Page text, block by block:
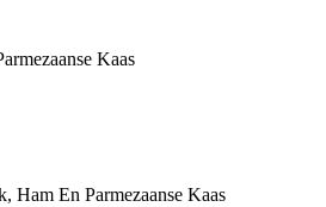
Kaas
Ham En Parmezaanse Kaas